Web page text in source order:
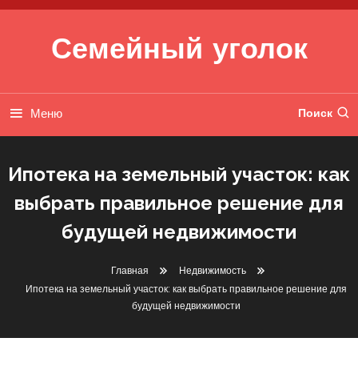
Перейти к содержимому
Семейный уголок
Меню Поиск
Ипотека на земельный участок: как
выбрать правильное решение для
будущей недвижимости
Главная
Недвижимость
Ипотека на земельный участок: как выбрать правильное решение для
будущей недвижимости